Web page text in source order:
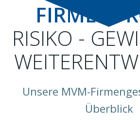
RISIKO -
Unsere MVM-
Überblick